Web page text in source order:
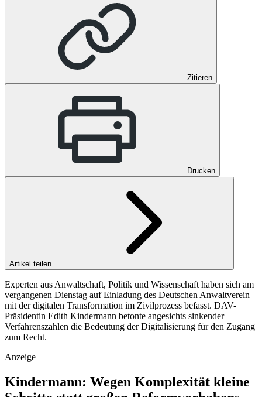
Zitieren
Drucken
Artikel teilen
Experten aus Anwalt­schaft, Politik und Wissen­schaft haben sich am
vergangenen Dienstag auf Einladung des Deutschen Anwaltverein
mit der digitalen Transformation im Zivilprozess befasst. DAV-
Präsidentin Edith Kindermann betonte angesichts sinkender
Verfahrenszahlen die Bedeutung der Digitalisierung für den Zugang
zum Recht.
Anzeige
Kindermann: Wegen Komplexität kleine